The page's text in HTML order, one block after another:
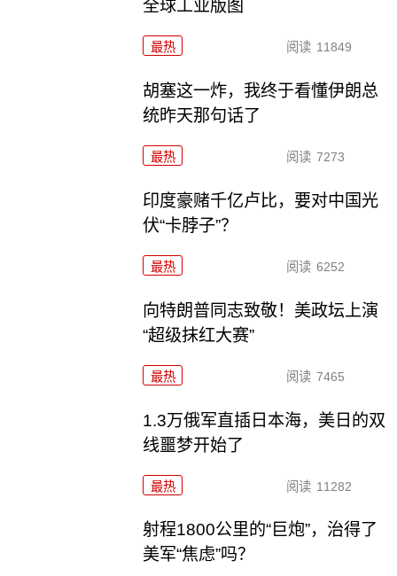
全球工业版图
最热 阅读 11849
胡塞这一炸，我终于看懂伊朗总
统昨天那句话了
最热 阅读 7273
印度豪赌千亿卢比，要对中国光
伏“卡脖子”？
最热 阅读 6252
向特朗普同志致敬！美政坛上演
“超级抹红大赛”
最热 阅读 7465
1.3万俄军直插日本海，美日的双
线噩梦开始了
最热 阅读 11282
射程1800公里的“巨炮”，治得了
美军“焦虑”吗？